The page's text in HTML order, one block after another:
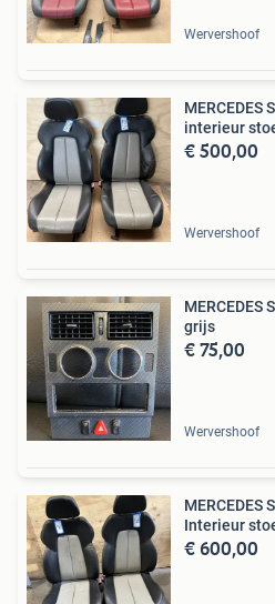
Wervershoof
MERCEDES
interieur
€ 500,00
Wervershoof
MERCEDES
grijs
€ 75,00
Wervershoof
MERCEDES
Interieur
€ 600,00